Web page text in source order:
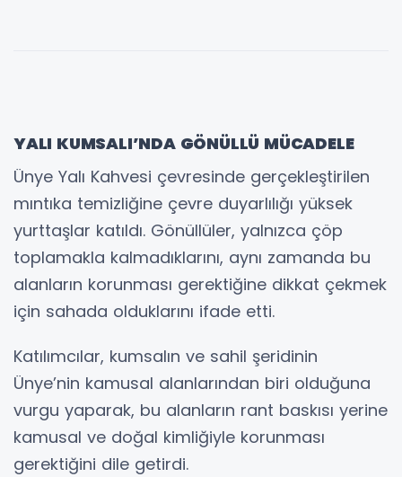
YALI KUMSALI’NDA GÖNÜLLÜ MÜCADELE
Ünye Yalı Kahvesi çevresinde gerçekleştirilen
mıntıka temizliğine çevre duyarlılığı yüksek
yurttaşlar katıldı. Gönüllüler, yalnızca çöp
toplamakla kalmadıklarını, aynı zamanda bu
alanların korunması gerektiğine dikkat çekmek
için sahada olduklarını ifade etti.
Katılımcılar, kumsalın ve sahil şeridinin
Ünye’nin kamusal alanlarından biri olduğuna
vurgu yaparak, bu alanların rant baskısı yerine
kamusal ve doğal kimliğiyle korunması
gerektiğini dile getirdi.